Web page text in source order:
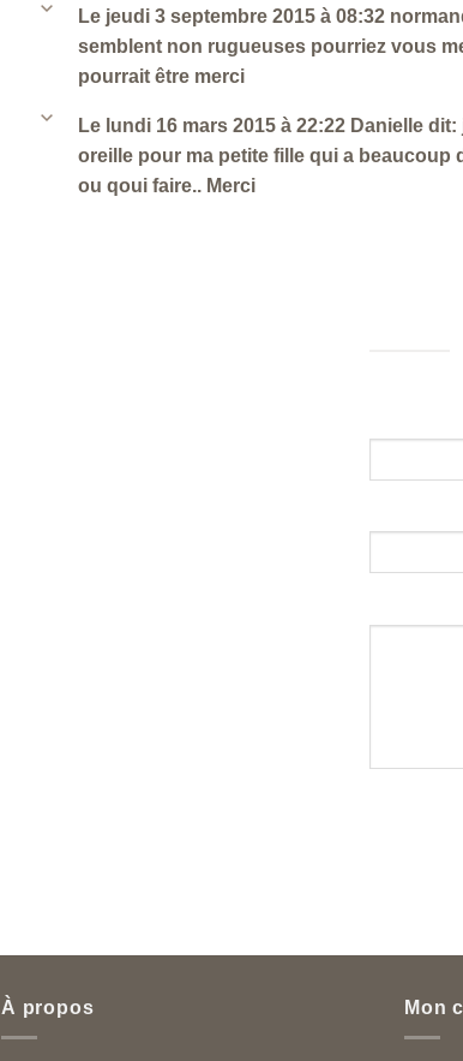
b
Le jeudi 3 septembre 2015 à 08:32
semblent non rugueuses pourriez vous
pourrait être merci
b
Le lundi 16 mars 2015 à 22:22 Danielle
oreille pour ma petite fille qui a
ou qoui faire.. Merci
À propos Mon